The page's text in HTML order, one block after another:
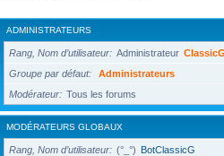
ADMINISTRATEURS
Rang, Nom d’utilisateur Administrateur
Groupe par défaut
Administrateurs
Modérateur
Tous les forums
MODÉRATEURS GLOBAUX
Rang, Nom d’utilisateur (°_°) BotClassicG